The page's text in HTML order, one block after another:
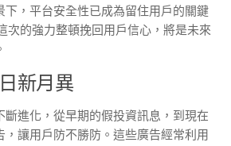
下，平台安全性已成為留住用戶的關鍵
次的強力整頓挽回用戶信心，將是未來
新月異
斷進化，從早期的假投資訊息，到現在
，讓用戶防不勝防。這些廣告經常利用